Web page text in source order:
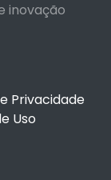
inovação
Privacidade
Uso